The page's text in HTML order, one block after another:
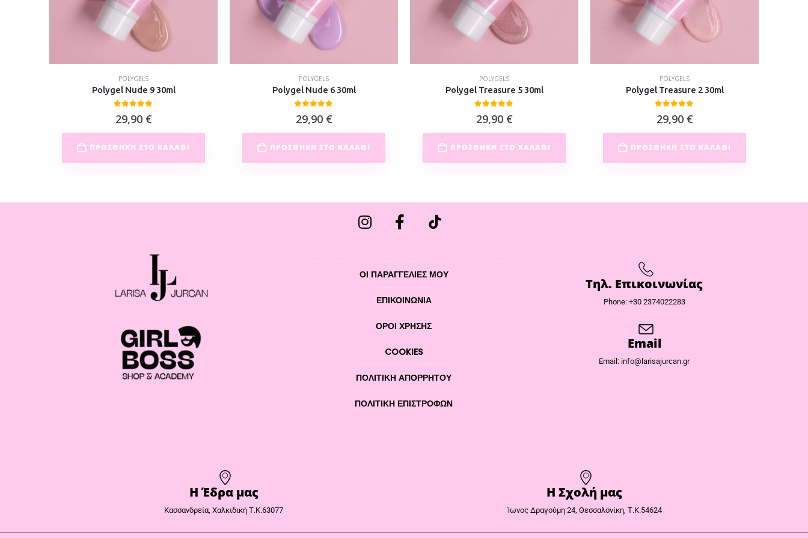
POLYGELS
Polygel Nude 9 30ml
29,90 €
ΠΡΟΣΘΉΚΗ ΣΤΟ ΚΑΛΆΘΙ
POLYGELS
Polygel Nude 6 30ml
29,90 €
ΠΡΟΣΘΉΚΗ ΣΤΟ ΚΑΛΆΘΙ
POLYGELS
Polygel Treasure 5 30ml
29,90 €
ΠΡΟΣΘΉΚΗ ΣΤΟ ΚΑΛΆΘΙ
POLYGELS
Polygel Treasure 2 30ml
29,90 €
ΠΡΟΣΘΉΚΗ ΣΤΟ ΚΑΛΆΘΙ
ΟΙ ΠΑΡΑΓΓΕΛΙΕΣ ΜΟΥ
ΕΠΙΚΟΙΝΩΝΊΑ
ΌΡΟΙ ΧΡΉΣΗΣ
COOKIES
ΠΟΛΙΤΙΚΉ ΑΠΟΡΡΉΤΟΥ
ΠΟΛΙΤΙΚΉ ΕΠΙΣΤΡΟΦΏΝ
Τηλ. Επικοινωνίας
Phone: +30 2374022283
Email
Email: info@larisajurcan.gr
Η Έδρα μας​
Κασσανδρεία, Χαλκιδική Τ.Κ.63077
Η Σχολή μας
Ίωνος Δραγούμη 24, Θεσσαλονίκη, Τ.Κ.54624